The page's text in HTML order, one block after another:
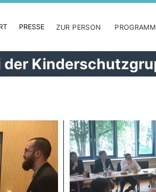
PRESSE ZUR PERSON
der